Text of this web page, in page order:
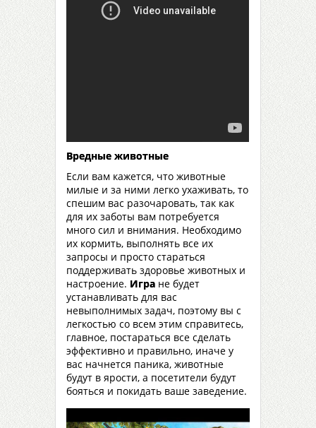
Вредные животные
Если вам кажется, что животные
милые и за ними легко ухаживать, то
спешим вас разочаровать, так как
для их заботы вам потребуется
много сил и внимания. Необходимо
их кормить, выполнять все их
запросы и просто стараться
поддерживать здоровье животных и
настроение. Игра не будет
устанавливать для вас
невыполнимых задач, поэтому вы с
легкостью со всем этим справитесь,
главное, постараться все сделать
эффективно и правильно, иначе у
вас начнется паника, животные
будут в ярости, а посетители будут
бояться и покидать ваше заведение.